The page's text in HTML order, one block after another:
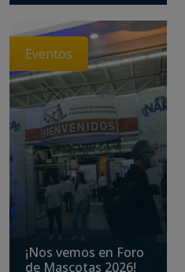
Eventos
¡Nos vemos en Foro
de Mascotas 2026!